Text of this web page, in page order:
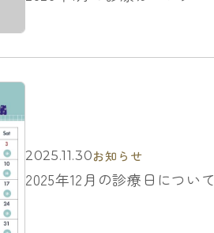
2025.11.30お知らせ
2025年12月の診療日について